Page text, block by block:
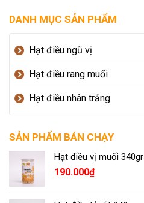
DANH MỤC SẢN PHẨM
Hạt điều ngũ vị
Hạt điều rang muối
Hạt điều nhân trắng
SẢN PHẨM BÁN CHẠY
Hạt điều vị muối 340gr
190.000₫